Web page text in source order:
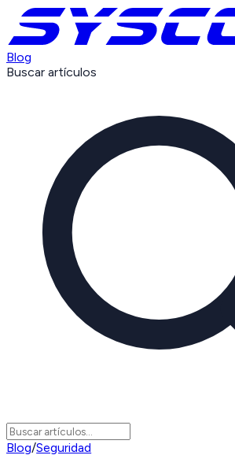
Blog
Buscar artículos
Blog/Seguridad